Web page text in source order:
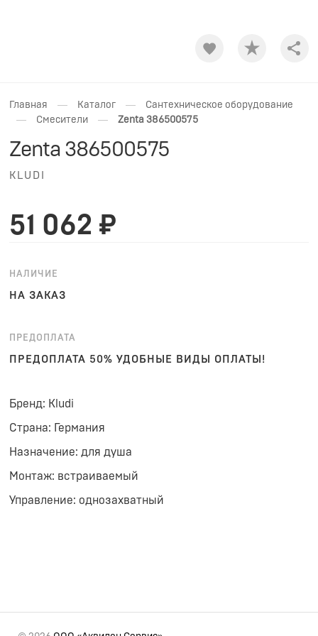
Главная — Каталог — Сантехническое оборудование
— Смесители — Zenta 386500575
Zenta 386500575
KLUDI
51 062 ₽
НАЛИЧИЕ
НА ЗАКАЗ
ПРЕДОПЛАТА
ПРЕДОПЛАТА 50% УДОБНЫЕ ВИДЫ ОПЛАТЫ!
Бренд: Kludi
Страна: Германия
Назначение: для душа
Монтаж: встраиваемый
Управление: однозахватный